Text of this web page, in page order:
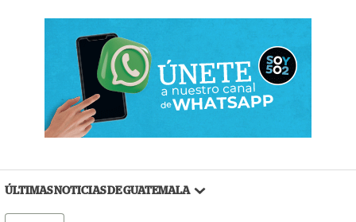
ÚLTIMAS NOTICIAS DE GUATEMALA